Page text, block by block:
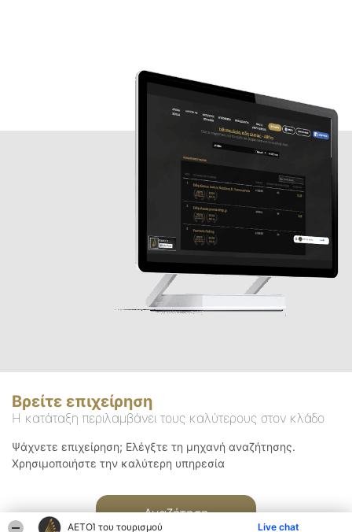
ΑΕΤΟΊ του τουρισμού Live chat
Βρείτε επιχείρηση
Η κατάταξη περιλαμβάνει τους καλύτερους στον κλάδο
Ψάχνετε επιχείρηση; Ελέγξτε τη μηχανή αναζήτησης.
Χρησιμοποιήστε την καλύτερη υπηρεσία
Αναζήτηση